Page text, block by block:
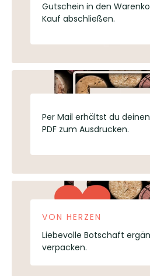
Gutschein in den
Kauf abschließen.
Per Mail erhältst du
PDF zum Ausdrucken.
VON HERZEN
Liebevolle Botschaft
verpacken.